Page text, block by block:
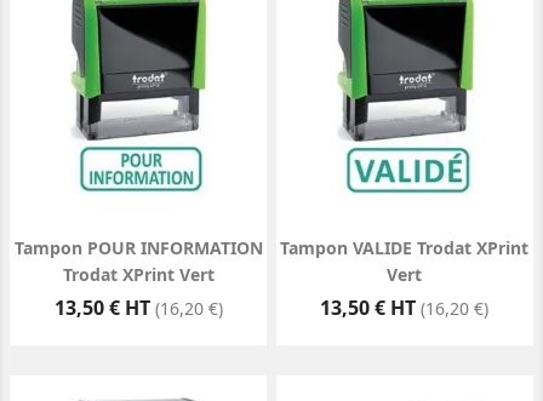
Tampon POUR INFORMATION
Trodat XPrint Vert
Prix
13,50 € HT (16,20 €)
Tampon VALIDE Trodat XPrint
Vert
Prix
13,50 € HT (16,20 €)